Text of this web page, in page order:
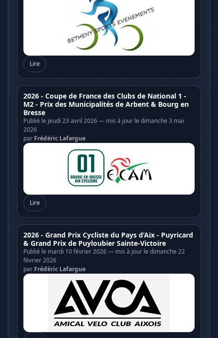
Lire
2026 - Coupe de France des Clubs de National 1 -
M2 - Prix des Municipalités de Arbent & Bourg en
Bresse
Publié le jeudi 23 avril 2026 — mis à jour le dimanche 3 mai
2026
par Frédéric Lafargue
Lire
2026 - Grand Prix Cycliste du Pays d’Aix - Puyricard
& Grand Prix de Puyloubier Sainte-Victoire
Publié le mardi 10 février 2026 — mis à jour le dimanche 22
février 2026
par Frédéric Lafargue